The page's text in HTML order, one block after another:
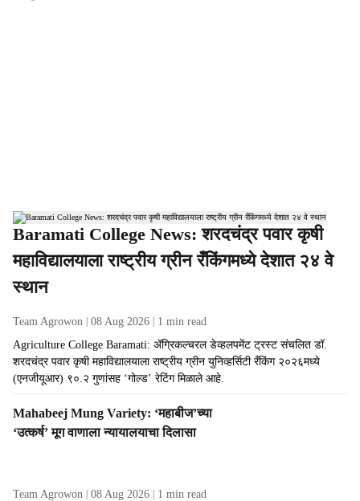
Baramati College News: शरदचंद्र पवार कृषी
महाविद्यालयाला राष्ट्रीय ग्रीन रँकिंगमध्ये देशात २४ वे
स्थान
Team Agrowon 08 Aug 2026 1 min read
Agriculture College Baramati: ॲग्रिकल्चरल डेव्हलपमेंट ट्रस्ट संचलित डॉ.
शरदचंद्र पवार कृषी महाविद्यालयाला राष्ट्रीय ग्रीन युनिव्हर्सिटी रँकिंग २०२६मध्ये
(एनजीयूआर) ९०.२ गुणांसह ‘गोल्ड’ रेटिंग मिळाले आहे.
Mahabeej Mung Variety: ‘महाबीज’च्या
‘उत्कर्ष’ मूग वाणाला न्यायालयाचा दिलासा
Team Agrowon 08 Aug 2026 1 min read